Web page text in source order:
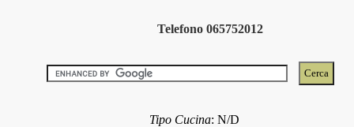
Telefono 065752012
Tipo Cucina: N/D